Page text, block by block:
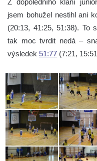
Z dopoledního klání
jsem bohužel nestihl ani
(20:13, 41:25, 51:38). To
tak moc tvrdit nedá –
výsledek 51:77 (7:21,